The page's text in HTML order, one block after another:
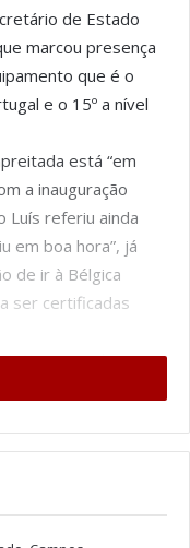
de Estado
marcou presença
que é o
e o 15º a nível
está “em
a inauguração
Luís referiu ainda
em boa hora”, já
de ir à Bélgica
ser certificadas
com verbas
Interna (FSI)
Industrial do